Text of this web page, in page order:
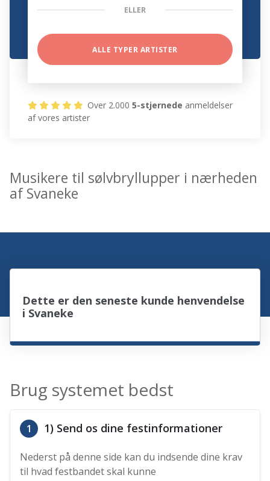
ELLER
ALLE TYPER ARTISTER
Over 2.0005-stjernede anmeldelser
af vores artister
Musikere til sølvbryllupper i nærheden
af Svaneke
Dette er den seneste kunde henvendelse
i Svaneke
Brug systemet bedst
1 1) Send os dine festinformationer
Nederst på denne side kan du indsende dine krav
til hvad festbandet skal kunne